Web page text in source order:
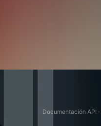
Documentación API ·